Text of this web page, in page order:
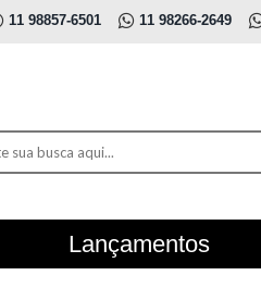
11 98857-6501 11 98266-2649
Lançamentos